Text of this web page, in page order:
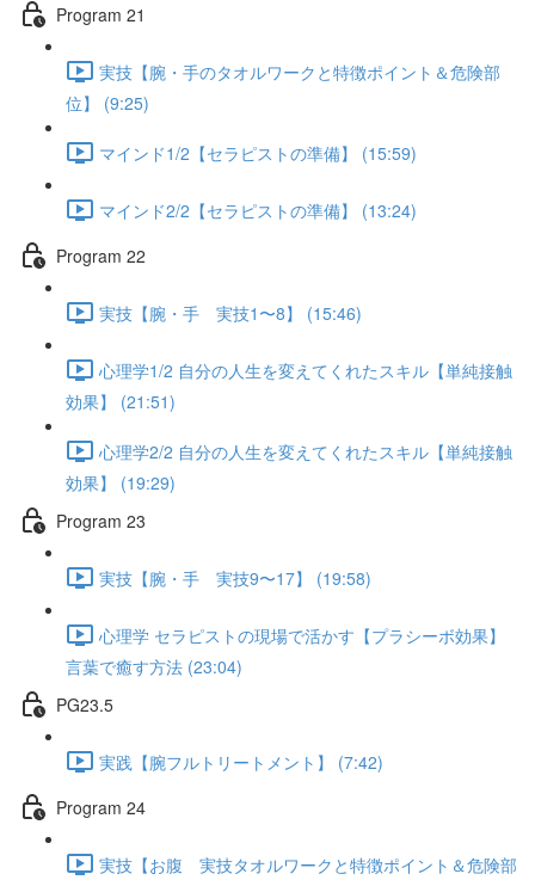
Program 21
実技【腕・手のタオルワークと特徴ポイント＆危険部
位】 (9:25)
マインド1/2【セラピストの準備】 (15:59)
マインド2/2【セラピストの準備】 (13:24)
Program 22
実技【腕・手 実技1〜8】 (15:46)
心理学1/2 自分の人生を変えてくれたスキル【単純接触
効果】 (21:51)
心理学2/2 自分の人生を変えてくれたスキル【単純接触
効果】 (19:29)
Program 23
実技【腕・手 実技9〜17】 (19:58)
心理学 セラピストの現場で活かす【プラシーボ効果】
言葉で癒す方法 (23:04)
PG23.5
実践【腕フルトリートメント】 (7:42)
Program 24
実技【お腹 実技タオルワークと特徴ポイント＆危険部